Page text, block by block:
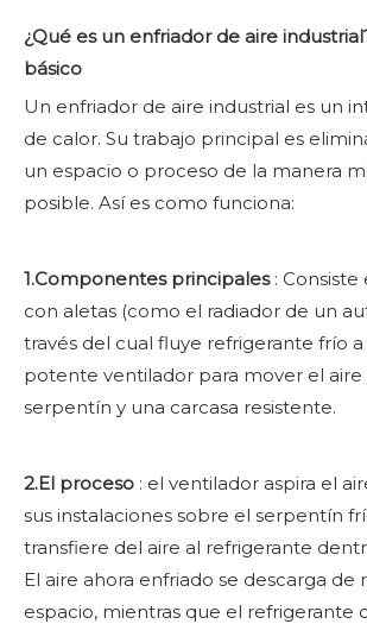
¿Qué es un enfriador de aire
básico
Un enfriador de aire industrial es un
de calor. Su trabajo principal es
un espacio o proceso de la manera
posible. Así es como funciona:
1.Componentes principales :
con aletas (como el radiador de un
través del cual fluye refrigerante frío
potente ventilador para mover el aire
serpentín y una carcasa resistente.
2.El proceso : el ventilador aspira el
sus instalaciones sobre el serpentín
transfiere del aire al refrigerante
El aire ahora enfriado se descarga de
espacio, mientras que el refrigerante